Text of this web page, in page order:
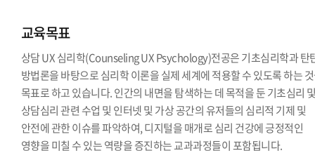
교육목표
상담 UX 심리학(Counseling UX Psychology)전공은 기초심리학과 탄
방법론을 바탕으로 심리학 이론을 실제 세계에 적용할 수 있도록 하는
목표로 하고 있습니다. 인간의 내면을 탐색하는 데 목적을 둔 기초심리
상담심리 관련 수업 및 인터넷 및 가상 공간의 유저들의 심리적 기제 및
안전에 관한 이슈를 파악하여, 디지털을 매개로 심리 건강에 긍정적인
영향을 미칠 수 있는 역량을 증진하는 교과과정들이 포함됩니다.